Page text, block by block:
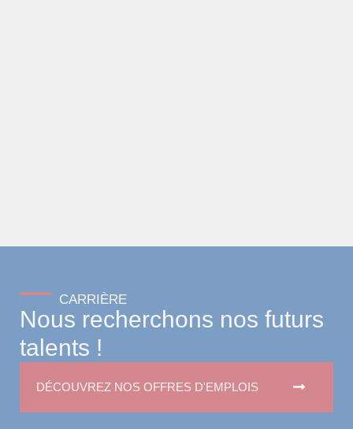
Nous recherchons nos futurs
talents !
CARRIÈRE
DÉCOUVREZ NOS OFFRES D'EMPLOIS